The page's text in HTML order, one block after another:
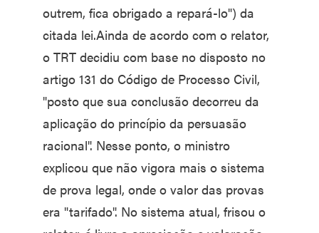
outrem, fica obrigado a repará-lo") da
citada lei.Ainda de acordo com o relator,
o TRT decidiu com base no disposto no
artigo 131 do Código de Processo Civil,
"posto que sua conclusão decorreu da
aplicação do princípio da persuasão
racional". Nesse ponto, o ministro
explicou que não vigora mais o sistema
de prova legal, onde o valor das provas
era "tarifado". No sistema atual, frisou o